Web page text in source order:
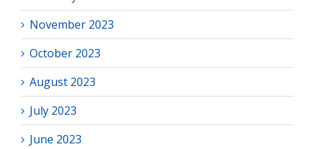
November 2023
October 2023
August 2023
July 2023
June 2023